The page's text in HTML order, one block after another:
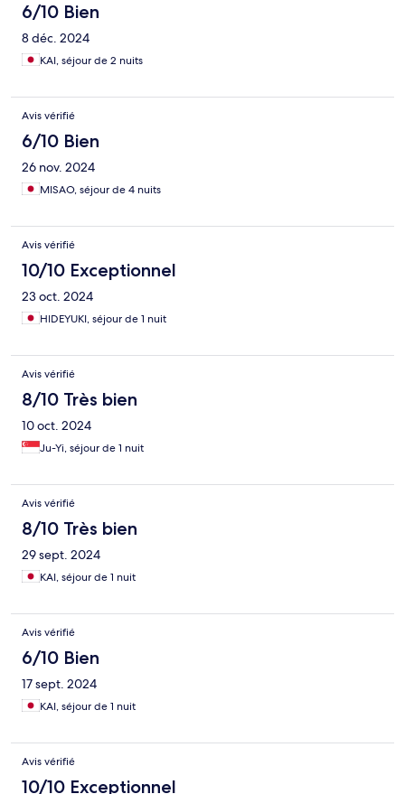
6/10 Bien
8 déc. 2024
KAI, séjour de 2 nuits
Avis vérifié
6/10 Bien
26 nov. 2024
MISAO, séjour de 4 nuits
Avis vérifié
10/10 Exceptionnel
23 oct. 2024
HIDEYUKI, séjour de 1 nuit
Avis vérifié
8/10 Très bien
10 oct. 2024
Ju-Yi, séjour de 1 nuit
Avis vérifié
8/10 Très bien
29 sept. 2024
KAI, séjour de 1 nuit
Avis vérifié
6/10 Bien
17 sept. 2024
KAI, séjour de 1 nuit
Avis vérifié
10/10 Exceptionnel